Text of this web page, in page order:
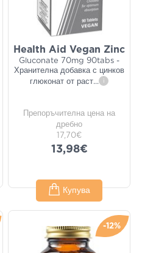
Health Aid Vegan Zinc
Gluconate 70mg 90tabs -
Хранителна добавка с цинков
глюконат от раст... i
Препоръчителна цена на
дребно
17,70€
13,98€
Купува
-12%